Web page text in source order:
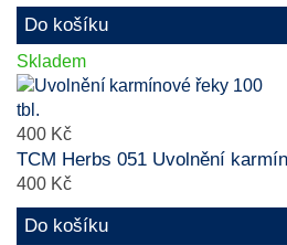
Do košíku
Skladem
400 Kč
TCM Herbs 051 Uvolnění
400 Kč
Do košíku